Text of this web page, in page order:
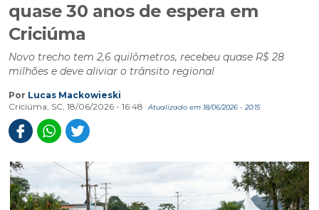
quase 30 anos de espera em
Criciúma
Novo trecho tem 2,6 quilômetros, recebeu quase R$ 28
milhões e deve aliviar o trânsito regional
Por Lucas Mackowieski
Criciúma, SC, 18/06/2026 - 16:48
Atualizado em 18/06/2026 - 20:15